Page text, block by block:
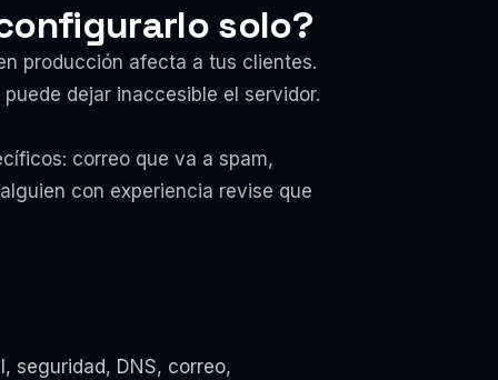
solo?
producción afecta a tus clientes.
dejar inaccesible el servidor.
correo que va a spam,
con experiencia revise que
seguridad, DNS, correo,